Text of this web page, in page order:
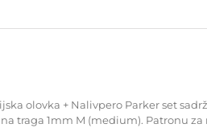
olovka + Nalivpero Parker set
traga 1mm M (medium). Patronu